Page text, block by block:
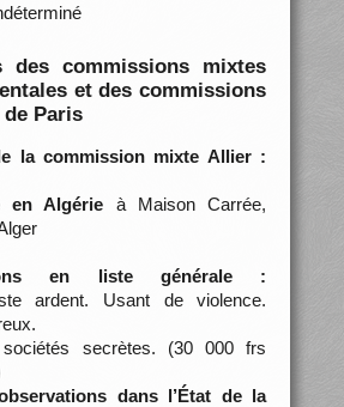
des commissions mixtes
et des commissions
Paris
la commission mixte Allier :
en Algérie à Maison Carrée,
en liste générale :
ardent. Usant de violence.
secrètes. (30 000 frs
dans l’État de la